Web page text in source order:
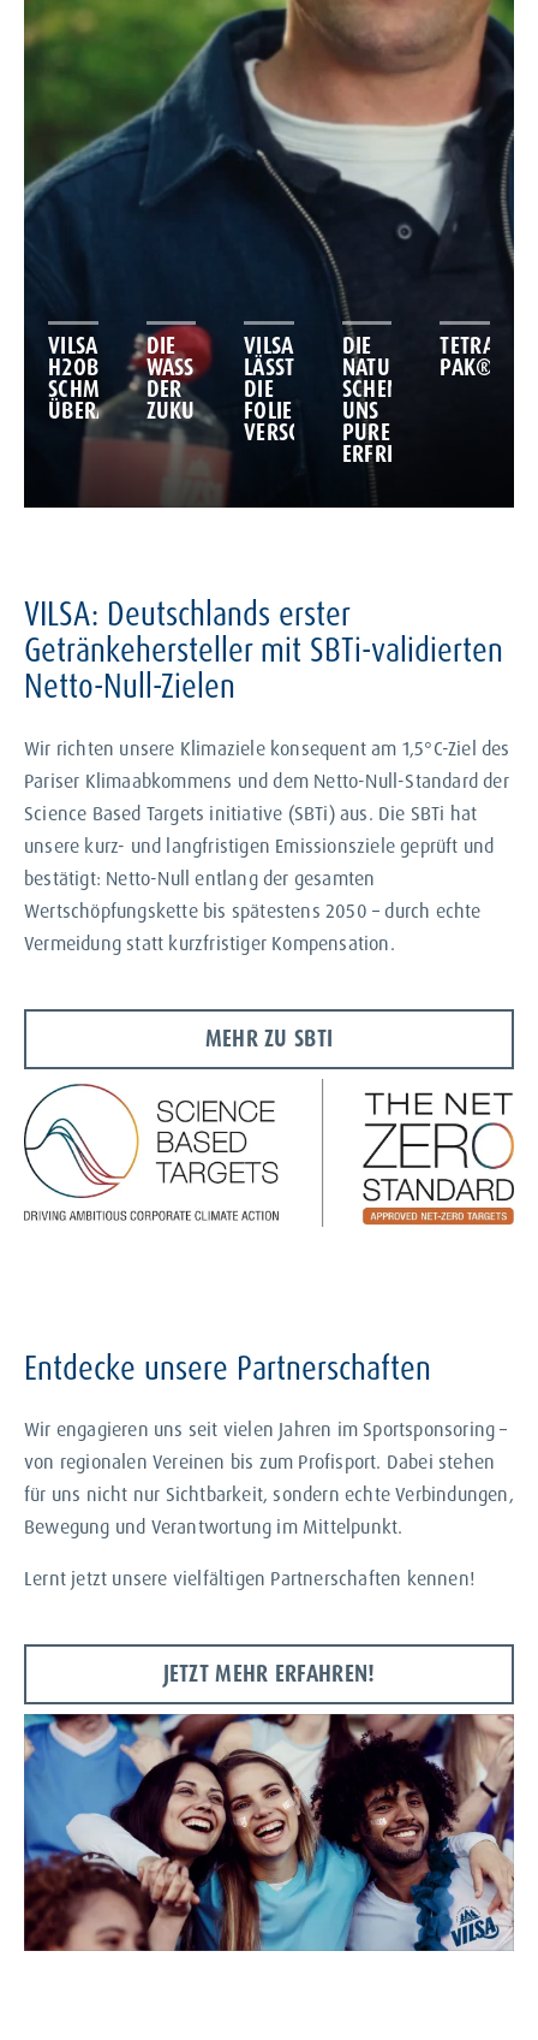
VILSA
H2OBST
SCHMECKT.
ÜBERALL.
DIE
WASSERFLASCHE
DER
ZUKUNFT!
VILSA
LÄSST
DIE
FOLIE
VERSCHWINDEN!
DIE
NATUR
SCHENKT
UNS
PURE
ERFRISCHUNG
TETRA
PAK®
VILSA: Deutschlands erster
Getränkehersteller mit SBTi-validierten
Netto-Null-Zielen
Wir richten unsere Klimaziele konsequent am 1,5°C-Ziel des
Pariser Klimaabkommens und dem Netto-Null-Standard der
Science Based Targets initiative (SBTi) aus. Die SBTi hat
unsere kurz- und langfristigen Emissionsziele geprüft und
bestätigt: Netto-Null entlang der gesamten
Wertschöpfungskette bis spätestens 2050 – durch echte
Vermeidung statt kurzfristiger Kompensation.
MEHR ZU SBTI
Entdecke unsere Partnerschaften
Wir engagieren uns seit vielen Jahren im Sportsponsoring –
von regionalen Vereinen bis zum Profisport. Dabei stehen
für uns nicht nur Sichtbarkeit, sondern echte Verbindungen,
Bewegung und Verantwortung im Mittelpunkt.
Lernt jetzt unsere vielfältigen Partnerschaften kennen!
JETZT MEHR ERFAHREN!